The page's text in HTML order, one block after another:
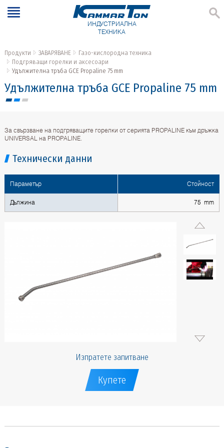
ИНДУСТРИАЛНА
ТЕХНИКА
Продукти ЗАВАРЯВАНЕ
Газо-кислородна техника
Подгряващи горелки и аксесоари
Удължителна тръба GCE Propaline 75 mm
Удължителна тръба GCE Propaline 75 mm
За свързване на подгряващите горелки от серията PROPALINE към дръжка
UNIVERSAL на PROPALINE.
Технически данни
Параметър Стойност
Дължина 75 mm
Изпратете запитване
Купете